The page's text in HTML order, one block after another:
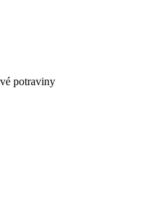
potraviny